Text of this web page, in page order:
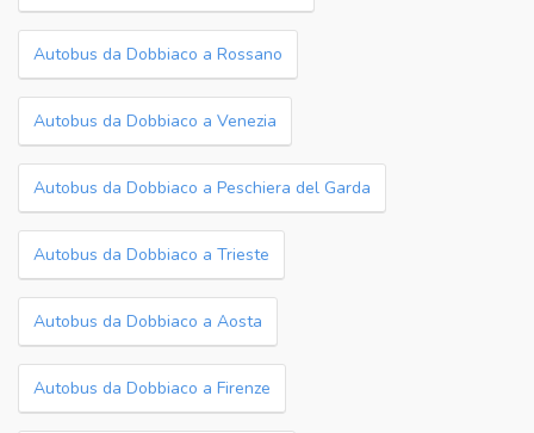
Autobus da Dobbiaco a Rossano
Autobus da Dobbiaco a Venezia
Autobus da Dobbiaco a Peschiera del Garda
Autobus da Dobbiaco a Trieste
Autobus da Dobbiaco a Aosta
Autobus da Dobbiaco a Firenze